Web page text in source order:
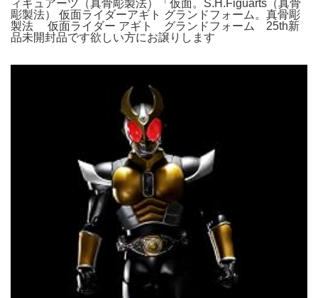
ィギュアーツ（真骨彫製法）「仮面。S.H.Figuarts（真骨
彫製法） 仮面ライダーアギト グランドフォーム。真骨彫
製法 仮面ライダー アギト グランドフォーム 25th新
品未開封品です欲しい方にお譲りします